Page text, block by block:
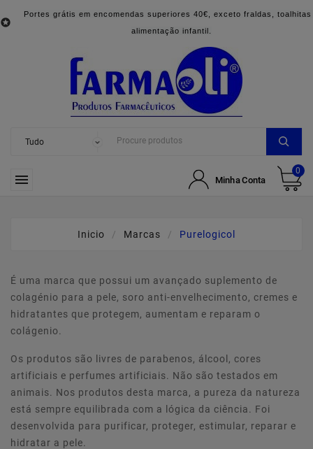

Portes grátis em encomendas superiores 40€, exceto fraldas, toalhitas
alimentação infantil.
 Minha Conta
0
Inicio Marcas Purelogicol
É uma marca que possui um avançado suplemento de
colagénio para a pele, soro anti-envelhecimento, cremes e
hidratantes que protegem, aumentam e reparam o
colágenio.
Os produtos são livres de parabenos, álcool, cores
artificiais e perfumes artificiais. Não são testados em
animais. Nos produtos desta marca, a pureza da natureza
está sempre equilibrada com a lógica da ciência. Foi
desenvolvida para purificar, proteger, estimular, reparar e
hidratar a pele.